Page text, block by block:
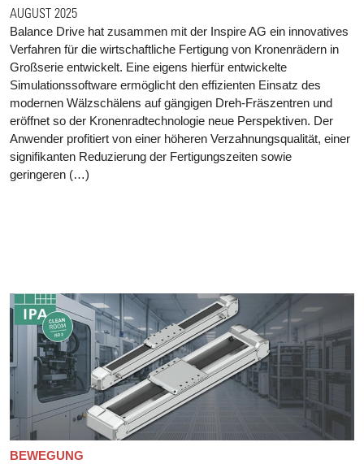
AUGUST 2025
Balance Drive hat zusammen mit der Inspire AG ein innovatives
Verfahren für die wirtschaftliche Fertigung von Kronenrädern in
Großserie entwickelt. Eine eigens hierfür entwickelte
Simulationssoftware ermöglicht den effizienten Einsatz des
modernen Wälzschälens auf gängigen Dreh-Fräszentren und
eröffnet so der Kronenradtechnologie neue Perspektiven. Der
Anwender profitiert von einer höheren Verzahnungsqualität, einer
signifikanten Reduzierung der Fertigungszeiten sowie
geringeren (…)
BEWEGUNG